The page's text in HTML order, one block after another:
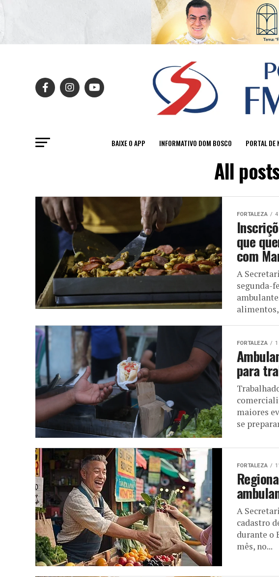
BAIXE O APP INFORMATIVO DOM BOSCO PORTAL DE
All
FORTALEZA
que
com
A
segunda-
FORTALEZA
para
maiores
se
FORTALEZA
A
cadastro
durante o
mês, no...